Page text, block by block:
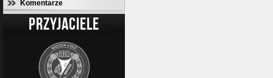
Komentarze
PRZYJACIELE